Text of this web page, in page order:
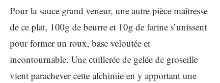
Pour la sauce grand veneur, une autre pièce maîtresse
de ce plat, 100g de beurre et 10g de farine s’unissent
pour former un roux, base veloutée et
incontournable. Une cuillerée de gelée de groseille
vient parachever cette alchimie en y apportant une